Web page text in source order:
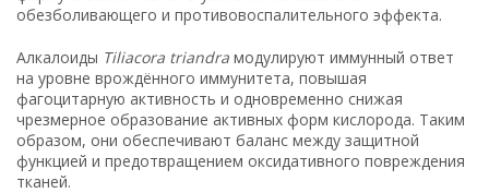
обезболивающего и противовоспалительного эффекта.
Алкалоиды Tiliacora triandra модулируют иммунный ответ
на уровне врождённого иммунитета, повышая
фагоцитарную активность и одновременно снижая
чрезмерное образование активных форм кислорода. Таким
образом, они обеспечивают баланс между защитной
функцией и предотвращением оксидативного повреждения
тканей.